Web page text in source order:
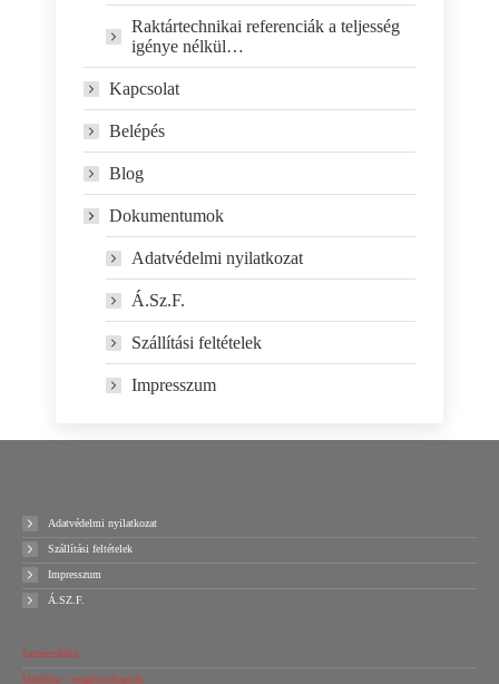
Raktártechnikai referenciák a teljesség
igénye nélkül…
Kapcsolat
Belépés
Blog
Dokumentumok
Adatvédelmi nyilatkozat
Á.Sz.F.
Szállítási feltételek
Impresszum
Adatvédelmi nyilatkozat
Szállítási feltételek
Impresszum
Á.SZ.F.
Sztreccsfólia
Habfólia – rezgéscsillapítás